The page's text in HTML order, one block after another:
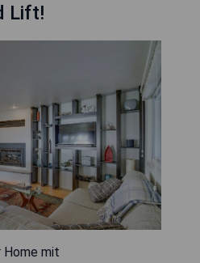
Lift!
Home mit